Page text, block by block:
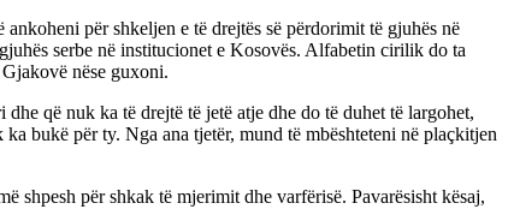
për shkeljen e të drejtës së përdorimit të gjuhës në
serbe në institucionet e Kosovës. Alfabetin cirilik do ta
nëse guxoni.
që nuk ka të drejtë të jetë atje dhe do të duhet të largohet,
bukë për ty. Nga ana tjetër, mund të mbështeteni në plaçkitjen
shpesh për shkak të mjerimit dhe varfërisë. Pavarësisht kësaj,